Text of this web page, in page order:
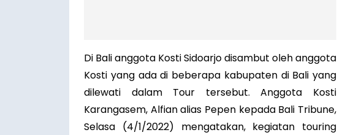
Di Bali anggota Kosti Sidoarjo disambut oleh anggota
Kosti yang ada di beberapa kabupaten di Bali yang
dilewati dalam Tour tersebut. Anggota Kosti
Karangasem, Alfian alias Pepen kepada Bali Tribune,
Selasa (4/1/2022) mengatakan, kegiatan touring